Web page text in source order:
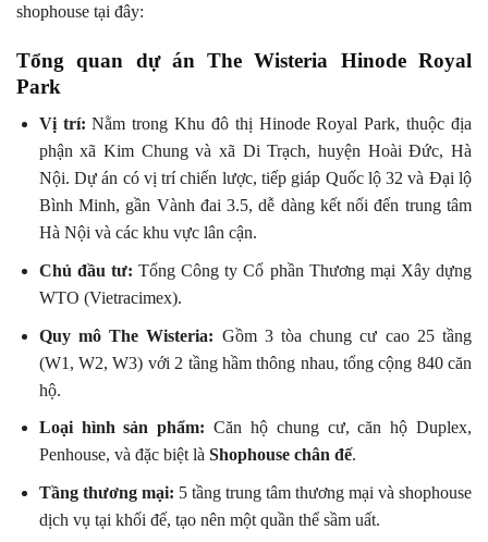
shophouse tại đây:
Tổng quan dự án The Wisteria Hinode Royal
Park
Vị trí: Nằm trong Khu đô thị Hinode Royal Park, thuộc địa
phận xã Kim Chung và xã Di Trạch, huyện Hoài Đức, Hà
Nội. Dự án có vị trí chiến lược, tiếp giáp Quốc lộ 32 và Đại lộ
Bình Minh, gần Vành đai 3.5, dễ dàng kết nối đến trung tâm
Hà Nội và các khu vực lân cận.
Chủ đầu tư: Tổng Công ty Cổ phần Thương mại Xây dựng
WTO (Vietracimex).
Quy mô The Wisteria: Gồm 3 tòa chung cư cao 25 tầng
(W1, W2, W3) với 2 tầng hầm thông nhau, tổng cộng 840 căn
hộ.
Loại hình sản phẩm: Căn hộ chung cư, căn hộ Duplex,
Penhouse, và đặc biệt là Shophouse chân đế.
Tầng thương mại: 5 tầng trung tâm thương mại và shophouse
dịch vụ tại khối đế, tạo nên một quần thể sầm uất.